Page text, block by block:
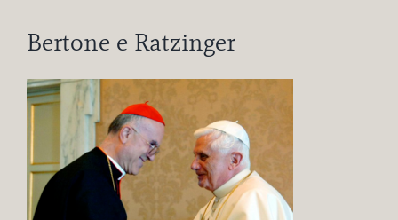
Bertone e Ratzinger